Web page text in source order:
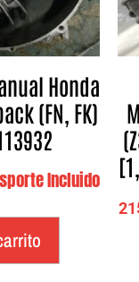
Honda
(FN, FK)
Incluido